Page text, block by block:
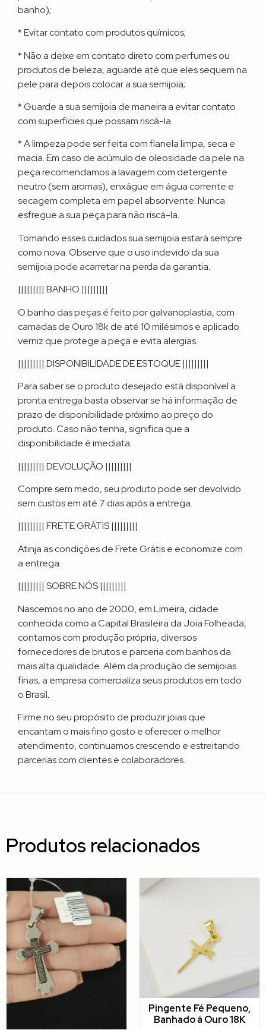
banho);
* Evitar contato com produtos químicos;
* Não a deixe em contato direto com perfumes ou
produtos de beleza, aguarde até que eles sequem na
pele para depois colocar a sua semijoia;
* Guarde a sua semijoia de maneira a evitar contato
com superfícies que possam riscá-la.
* A limpeza pode ser feita com flanela limpa, seca e
macia. Em caso de acúmulo de oleosidade da pele na
peça recomendamos a lavagem com detergente
neutro (sem aromas), enxágue em água corrente e
secagem completa em papel absorvente. Nunca
esfregue a sua peça para não riscá-la.
Tomando esses cuidados sua semijoia estará sempre
como nova. Observe que o uso indevido da sua
semijoia pode acarretar na perda da garantia.
||||||||| BANHO |||||||||
O banho das peças é feito por galvanoplastia, com
camadas de Ouro 18k de até 10 milésimos e aplicado
verniz que protege a peça e evita alergias.
||||||||| DISPONIBILIDADE DE ESTOQUE |||||||||
Para saber se o produto desejado está disponível a
pronta entrega basta observar se há informação de
prazo de disponibilidade próximo ao preço do
produto. Caso não tenha, significa que a
disponibilidade é imediata.
||||||||| DEVOLUÇÃO |||||||||
Compre sem medo, seu produto pode ser devolvido
sem custos em até 7 dias após a entrega.
||||||||| FRETE GRÁTIS |||||||||
Atinja as condições de Frete Grátis e economize com
a entrega.
||||||||| SOBRE NÓS |||||||||
Nascemos no ano de 2000, em Limeira, cidade
conhecida como a Capital Brasileira da Joia Folheada,
contamos com produção própria, diversos
fornecedores de brutos e parceria com banhos da
mais alta qualidade. Além da produção de semijoias
finas, a empresa comercializa seus produtos em todo
o Brasil.
Firme no seu propósito de produzir joias que
encantam o mais fino gosto e oferecer o melhor
atendimento, continuamos crescendo e estreitando
parcerias com clientes e colaboradores.
Produtos relacionados
Pingente Fé Pequeno,
Banhado á Ouro 18K